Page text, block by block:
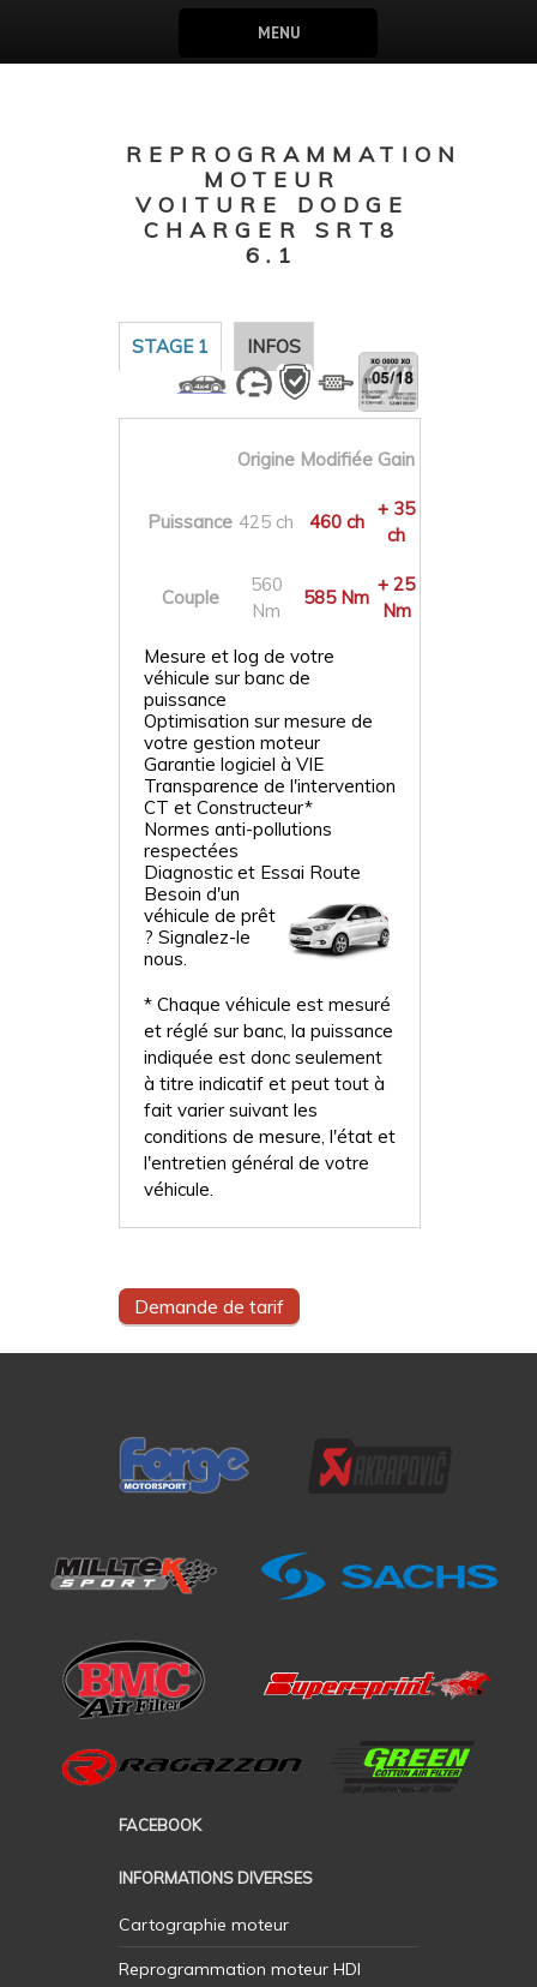
MENU
REPROGRAMMATION
MOTEUR
VOITURE DODGE
CHARGER SRT8
6.1
STAGE 1 INFOS
Origine Modifiée Gain
Puissance 425 ch 460 ch
+ 35
ch
Couple
560
Nm
585 Nm
+ 25
Nm
Mesure et log de votre
véhicule sur banc de
puissance
Optimisation sur mesure de
votre gestion moteur
Garantie logiciel à VIE
Transparence de l'intervention
CT et Constructeur*
Normes anti-pollutions
respectées
Diagnostic et Essai Route
Besoin d'un
véhicule de prêt
? Signalez-le
nous.
* Chaque véhicule est mesuré
et réglé sur banc, la puissance
indiquée est donc seulement
à titre indicatif et peut tout à
fait varier suivant les
conditions de mesure, l'état et
l'entretien général de votre
véhicule.
Demande de tarif
FACEBOOK
INFORMATIONS DIVERSES
Cartographie moteur
Reprogrammation moteur HDI